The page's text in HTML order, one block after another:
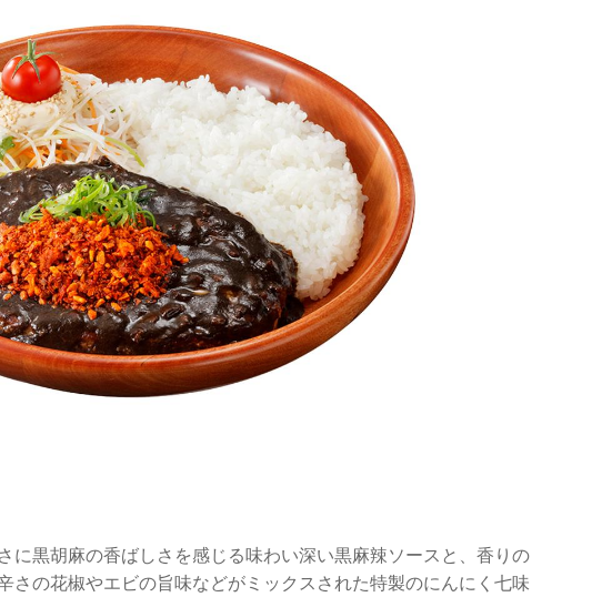
に黒胡麻の香ばしさを感じる味わい深い黒麻辣ソースと、香りの
さの花椒やエビの旨味などがミックスされた特製のにんにく七味